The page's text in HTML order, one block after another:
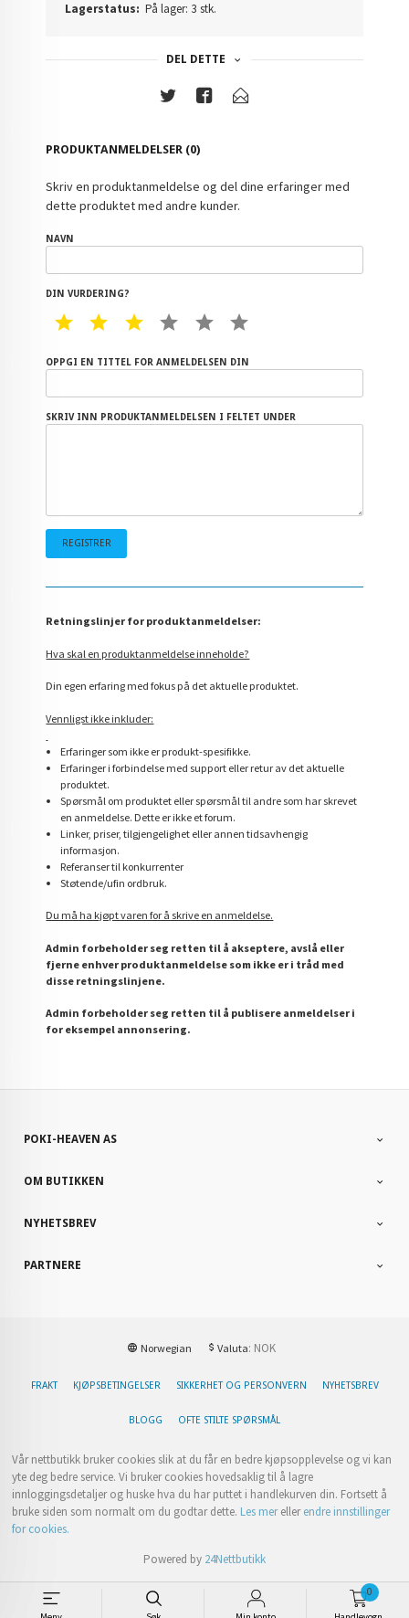
0
Lagerstatus: På lager: 3 stk.
DEL DETTE
PRODUKTANMELDELSER (0)
Skriv en produktanmeldelse og del dine erfaringer med
dette produktet med andre kunder.
NAVN
DIN VURDERING?
1 STAR2 STAR3 STAR4 STAR5 STAR
OPPGI EN TITTEL FOR ANMELDELSEN DIN
SKRIV INN PRODUKTANMELDELSEN I FELTET UNDER
Retningslinjer for produktanmeldelser:
Hva skal en produktanmeldelse inneholde?
Din egen erfaring med fokus på det aktuelle produktet.
Vennligst ikke inkluder:
Erfaringer som ikke er produkt-spesifikke.
Erfaringer i forbindelse med support eller retur av det aktuelle
produktet.
Spørsmål om produktet eller spørsmål til andre som har skrevet
en anmeldelse. Dette er ikke et forum.
Linker, priser, tilgjengelighet eller annen tidsavhengig
informasjon.
Referanser til konkurrenter
Støtende/ufin ordbruk.
Du må ha kjøpt varen for å skrive en anmeldelse.
Admin forbeholder seg retten til å akseptere, avslå eller
fjerne enhver produktanmeldelse som ikke er i tråd med
disse retningslinjene.
Admin forbeholder seg retten til å publisere anmeldelser i
for eksempel annonsering.
POKI-HEAVEN AS
OM BUTIKKEN
NYHETSBREV
PARTNERE
Norwegian Valuta: NOK
FRAKT KJØPSBETINGELSER SIKKERHET OG PERSONVERN NYHETSBREV
BLOGG OFTE STILTE SPØRSMÅL
Vår nettbutikk bruker cookies slik at du får en bedre kjøpsopplevelse og vi kan
yte deg bedre service. Vi bruker cookies hovedsaklig til å lagre
innloggingsdetaljer og huske hva du har puttet i handlekurven din. Fortsett å
bruke siden som normalt om du godtar dette. Les merellerendre innstillinger
for cookies.
Powered by 24Nettbutikk